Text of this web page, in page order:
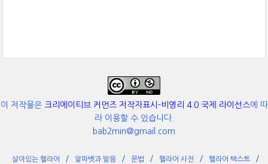
이 저작물은 크리에이티브 커먼즈 저작자표시-비영리 4.0 국제 라이선스에 따
라 이용할 수 있습니다.
bab2min@gmail.com
살아있는 헬라어 알파벳과 발음 문법 헬라어 사전 헬라어 텍스트